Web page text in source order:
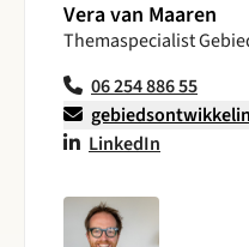
Vera van Maaren
Themaspecialist
06 254 886 55
LinkedIn